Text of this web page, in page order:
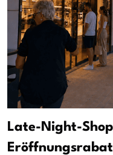
Late-Night-